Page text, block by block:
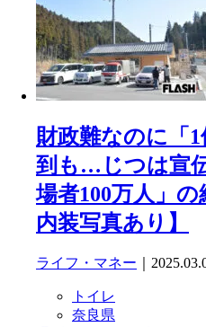
財政難なのに「
到も…じつは宣
場者100万人」
内装写真あり】
ライフ・マネー ｜
トイレ
奈良県